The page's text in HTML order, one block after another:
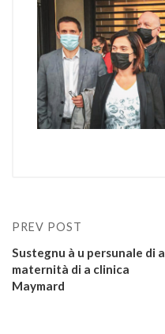
PREV POST
Sustegnu à u persunale di a
maternità di a clinica
Maymard